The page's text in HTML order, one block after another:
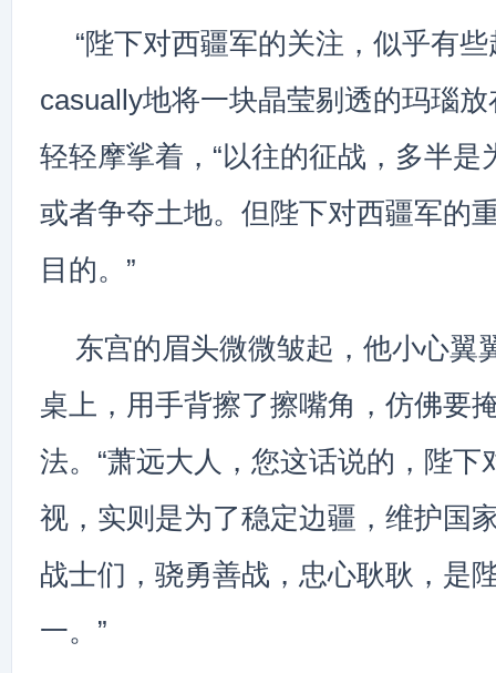
“陛下对西疆军的关注，似乎有
casually地将一块晶莹剔透的玛瑙
轻轻摩挲着，“以往的征战，多半是
或者争夺土地。但陛下对西疆军的
目的。”
东宫的眉头微微皱起，他小心翼
桌上，用手背擦了擦嘴角，仿佛要
法。“萧远大人，您这话说的，陛下
视，实则是为了稳定边疆，维护国
战士们，骁勇善战，忠心耿耿，是
一。”